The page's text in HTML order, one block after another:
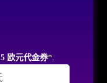
5 欧元代金券*.